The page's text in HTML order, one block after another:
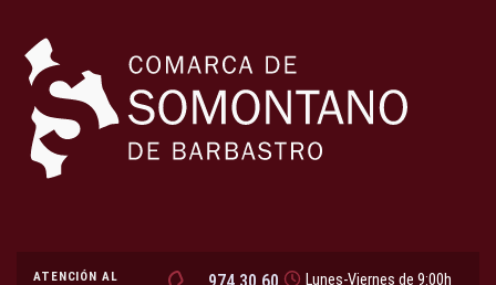
ATENCIÓN AL
Lunes-Viernes de 9:00h